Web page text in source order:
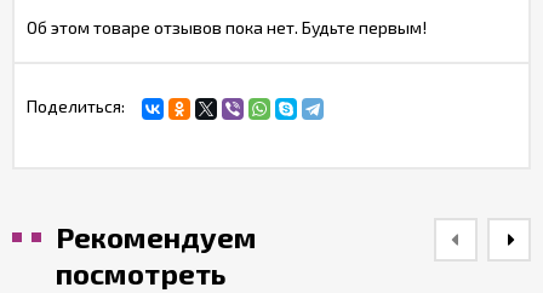
Об этом товаре отзывов пока нет. Будьте первым!
Поделиться:
Рекомендуем
посмотреть